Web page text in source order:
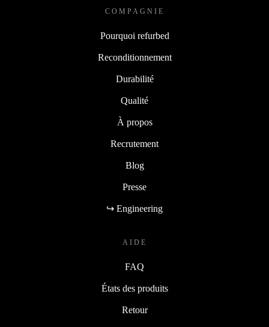
COMPAGNIE
Pourquoi refurbed
Reconditionnement
Durabilité
Qualité
À propos
Recrutement
Blog
Presse
↪ Engineering
AIDE
FAQ
États des produits
Retour